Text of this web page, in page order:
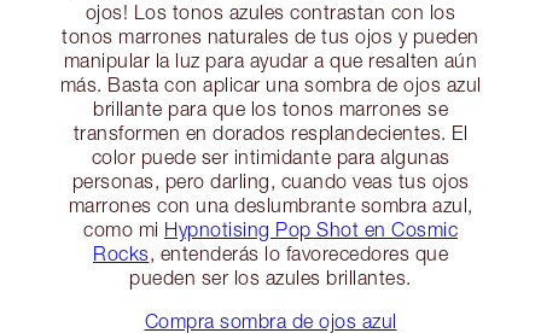
ojos! Los tonos azules contrastan con los
tonos marrones naturales de tus ojos y pueden
manipular la luz para ayudar a que resalten aún
más. Basta con aplicar una sombra de ojos azul
brillante para que los tonos marrones se
transformen en dorados resplandecientes. El
color puede ser intimidante para algunas
personas, pero darling, cuando veas tus ojos
marrones con una deslumbrante sombra azul,
como mi Hypnotising Pop Shot en Cosmic
Rocks, entenderás lo favorecedores que
pueden ser los azules brillantes.
Compra sombra de ojos azul